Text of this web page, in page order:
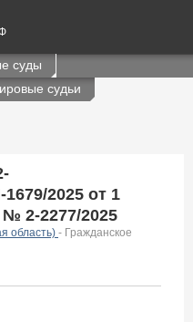
суды
судьи
2025 от 1
№ 2-2277/2025
область) - Гражданское